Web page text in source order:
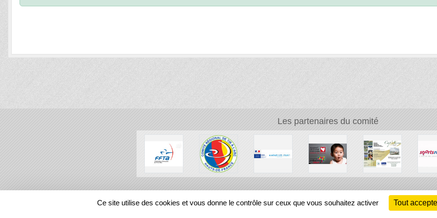
Les partenaires du comité
REGIONS
Ce site utilise des cookies et vous donne le contrôle sur ceux que vous souhaitez activer Tout